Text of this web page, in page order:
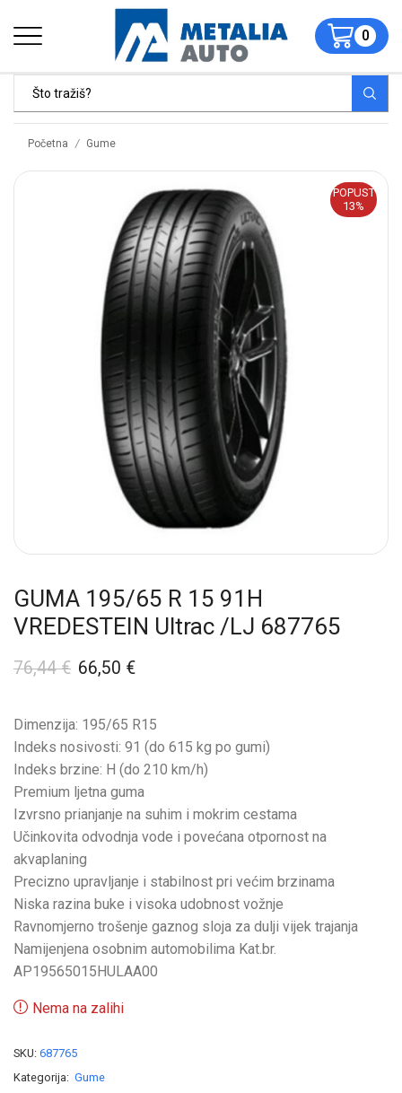
0
Početna / Gume
POPUST
13%
GUMA 195/65 R 15 91H
VREDESTEIN Ultrac /LJ 687765
76,44€ 66,50 €
Dimenzija: 195/65 R15
Indeks nosivosti: 91 (do 615 kg po gumi)
Indeks brzine: H (do 210 km/h)
Premium ljetna guma
Izvrsno prianjanje na suhim i mokrim cestama
Učinkovita odvodnja vode i povećana otpornost na
akvaplaning
Precizno upravljanje i stabilnost pri većim brzinama
Niska razina buke i visoka udobnost vožnje
Ravnomjerno trošenje gaznog sloja za dulji vijek trajanja
Namijenjena osobnim automobilima Kat.br.
AP19565015HULAA00
Nema na zalihi
SKU: 687765
Kategorija: Gume